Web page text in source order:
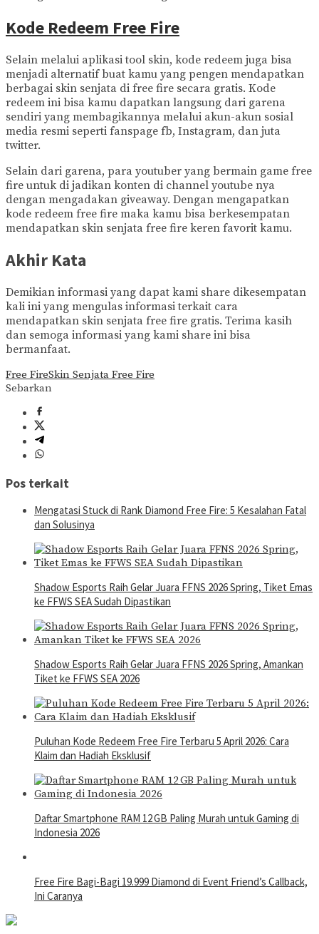
Kode Redeem Free Fire
Selain melalui aplikasi tool skin, kode redeem juga bisa
menjadi alternatif buat kamu yang pengen mendapatkan
berbagai skin senjata di free fire secara gratis. Kode
redeem ini bisa kamu dapatkan langsung dari garena
sendiri yang membagikannya melalui akun-akun sosial
media resmi seperti fanspage fb, Instagram, dan juta
twitter.
Selain dari garena, para youtuber yang bermain game free
fire untuk di jadikan konten di channel youtube nya
dengan mengadakan giveaway. Dengan mengapatkan
kode redeem free fire maka kamu bisa berkesempatan
mendapatkan skin senjata free fire keren favorit kamu.
Akhir Kata
Demikian informasi yang dapat kami share dikesempatan
kali ini yang mengulas informasi terkait cara
mendapatkan skin senjata free fire gratis. Terima kasih
dan semoga informasi yang kami share ini bisa
bermanfaat.
Free FireSkin Senjata Free Fire
Sebarkan
Pos terkait
Mengatasi Stuck di Rank Diamond Free Fire: 5 Kesalahan Fatal
dan Solusinya
Shadow Esports Raih Gelar Juara FFNS 2026 Spring, Tiket Emas
ke FFWS SEA Sudah Dipastikan
Shadow Esports Raih Gelar Juara FFNS 2026 Spring, Amankan
Tiket ke FFWS SEA 2026
Puluhan Kode Redeem Free Fire Terbaru 5 April 2026: Cara
Klaim dan Hadiah Eksklusif
Daftar Smartphone RAM 12 GB Paling Murah untuk Gaming di
Indonesia 2026
Free Fire Bagi-Bagi 19.999 Diamond di Event Friend’s Callback,
Ini Caranya